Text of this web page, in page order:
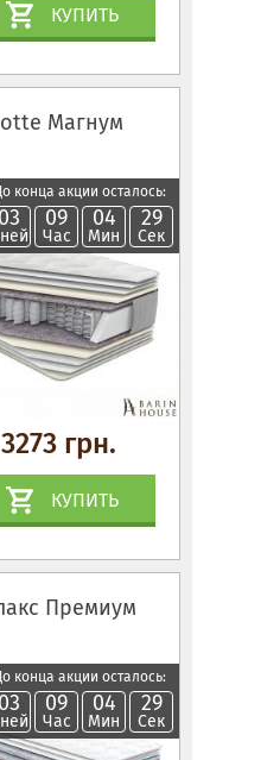
КУПИТЬ
Магнум
конца акции осталось:
03 09
Час
04
Мин
28
Сек
3273 грн.
КУПИТЬ
Премиум
конца акции осталось:
03 09
Час
04
Мин
28
Сек